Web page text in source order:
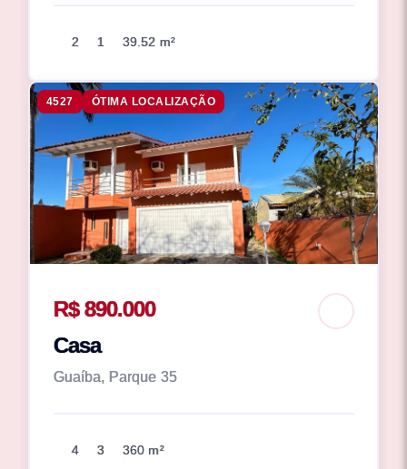
2 1 39.52 m²
4527 ÓTIMA LOCALIZAÇÃO
R$ 890.000
Casa
Guaíba, Parque 35
4 3 360 m²